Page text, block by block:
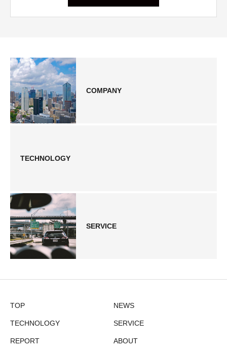
COMPANY
TECHNOLOGY
SERVICE
TOP NEWS
TECHNOLOGY SERVICE
REPORT ABOUT